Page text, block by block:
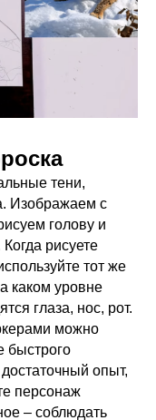
тени,
Изображаем с
голову и
рисуете
тот же
каком уровне
глаза, нос, рот.
можно
быстрого
опыт,
персонаж
– соблюдать